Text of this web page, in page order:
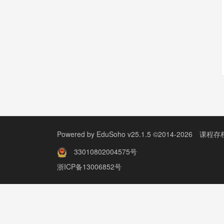
Powered by EduSoho v25.1.5 ©2014-2026
课程存
33010802004575号
浙ICP备13006852号